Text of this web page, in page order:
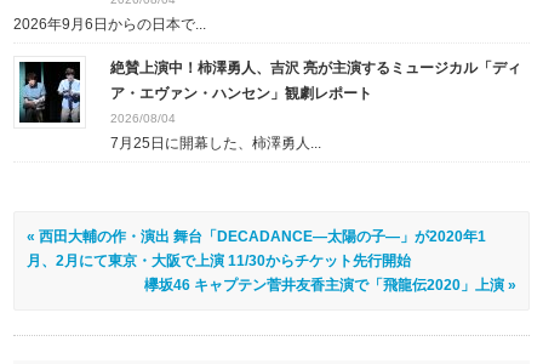
2026年9月6日からの日本で...
絶賛上演中！柿澤勇人、吉沢 亮が主演するミュージカル「ディ
ア・エヴァン・ハンセン」観劇レポート
2026/08/04
7月25日に開幕した、柿澤勇人...
« 西田大輔の作・演出 舞台「DECADANCE―太陽の子―」が2020年1
月、2月にて東京・大阪で上演 11/30からチケット先行開始
欅坂46 キャプテン菅井友香主演で「飛龍伝2020」上演 »